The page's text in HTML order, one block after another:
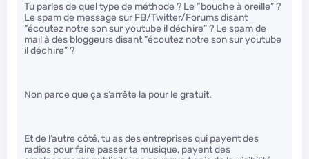
Tu parles de quel type de méthode ? Le “bouche à oreille” ?
Le spam de message sur FB/Twitter/Forums disant
“écoutez notre son sur youtube il déchire” ? Le spam de
mail à des bloggeurs disant “écoutez notre son sur youtube
il déchire” ?
Non parce que ça s’arrête la pour le gratuit.
Et de l’autre côté, tu as des entreprises qui payent des
radios pour faire passer ta musique, payent des